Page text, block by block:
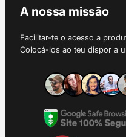
A nossa missão
Facilitar-te o acesso a
Colocá-los ao teu dispor a